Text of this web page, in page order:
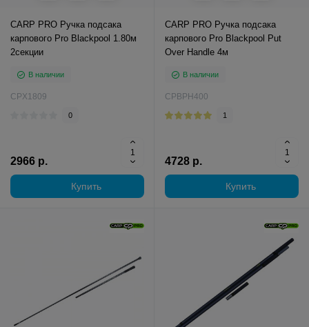
CARP PRO Ручка подсака
карпового Pro Blackpool 1.80м
2секции
В наличии
CPX1809
0
2966 р.
Купить
CARP PRO Ручка подсака
карпового Pro Blackpool Put
Over Handle 4м
В наличии
CPBPH400
1
4728 р.
Купить